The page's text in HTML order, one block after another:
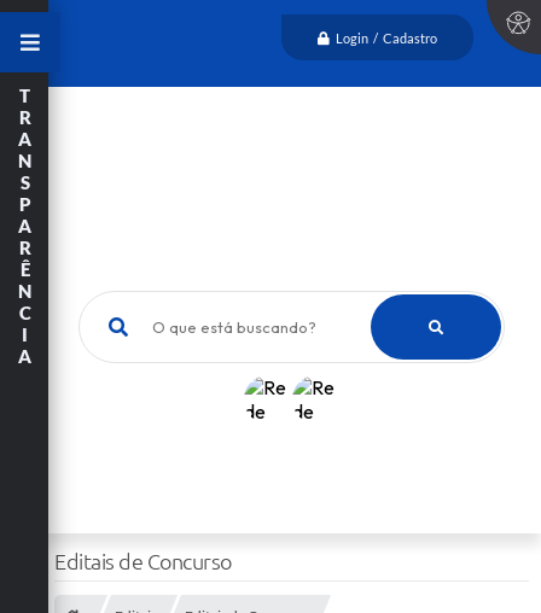
Login / Cadastro
O que está buscando?
T
R
A
N
S
P
A
R
Ê
N
C
I
A
Editais de Concurso